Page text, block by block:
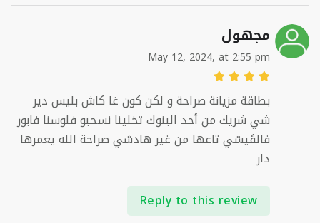
مجهول
May 12, 2024, at 2:55 pm
بطاقة مزيانة صراحة و لكن كون غا كاش بليس دير
شي شريك من أحد البنوك تخلينا نسحبو فلوسنا فابور
فالڨيشي تاعها من غير هادشي صراحة الله يعمرها
دار
Reply to this review